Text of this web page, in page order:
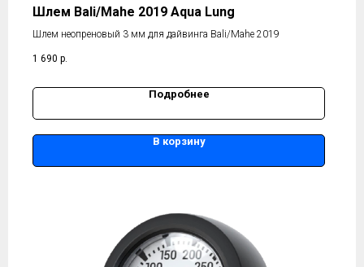
Шлем Bali/Mahe 2019 Aqua Lung
Шлем неопреновый 3 мм для дайвинга Bali/Mahe 2019
1 690 р.
Подробнее
В корзину